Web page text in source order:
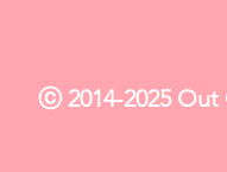
ⓒ 2014-2025